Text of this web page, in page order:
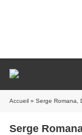
Accueil » Serge Romana,
Serge